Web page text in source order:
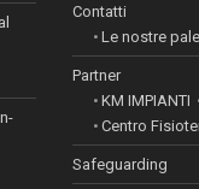
Contatti
Le nostre
Partner
KM IMPIANTI
Centro
Safeguarding